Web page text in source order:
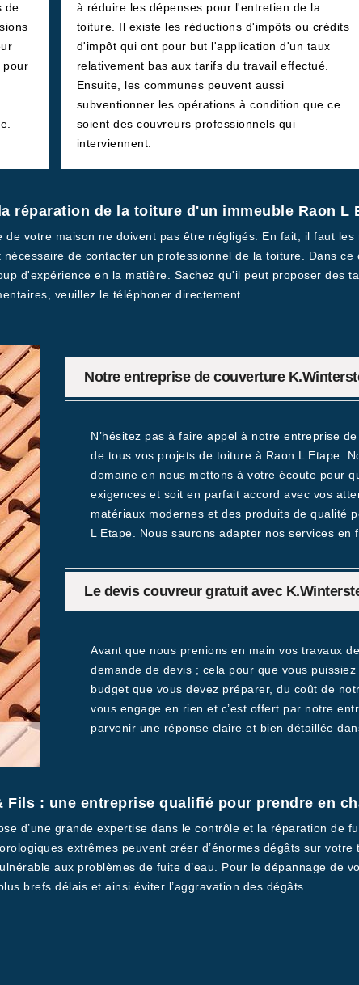
de
pour
à réduire les dépenses pour l'entretien de la
toiture. Il existe les réductions d'impôts ou crédits
d'impôt qui ont pour but l'application d'un taux
relativement bas aux tarifs du travail effectué.
Ensuite, les communes peuvent aussi
subventionner les opérations à condition que ce
soient des couvreurs professionnels qui
interviennent.
réparation de la toiture d'un immeuble Raon L
votre maison ne doivent pas être négligés. En fait, il faut
de contacter un professionnel de la toiture. Dans
d'expérience en la matière. Sachez qu'il peut proposer des
veuillez le téléphoner directement.
Notre entreprise de couverture
N’hésitez pas à faire appel à notre entreprise
de tous vos projets de toiture à Raon L Etape.
domaine en nous mettons à votre écoute pour
exigences et soit en parfait accord avec vos
matériaux modernes et des produits de qualité
L Etape. Nous saurons adapter nos services en
Le devis couvreur gratuit avec
Avant que nous prenions en main vos travaux
demande de devis ; cela pour que vous
budget que vous devez préparer, du coût de
vous engage en rien et c’est offert par notre
parvenir une réponse claire et bien détaillée
Fils : une entreprise qualifié pour prendre en
d’une grande expertise dans le contrôle et la réparation de
extrêmes peuvent créer d’énormes dégâts sur
aux problèmes de fuite d’eau. Pour le dépannage de
brefs délais et ainsi éviter l’aggravation des dégâts.